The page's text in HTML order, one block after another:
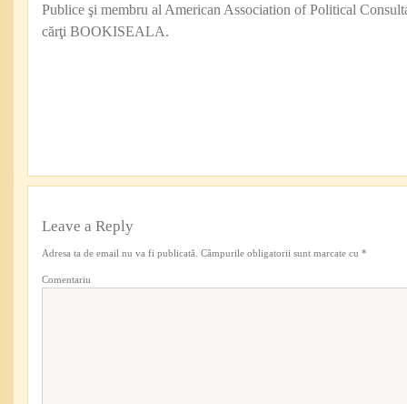
Publice şi membru al American Association of Political
cărţi BOOKISEALA.
Leave a Reply
Adresa ta de email nu va fi publicată. Câmpurile obligatorii sunt marcate cu *
Comentariu